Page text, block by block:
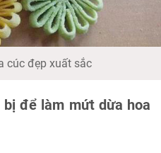
cúc đẹp xuất sắc
bị để làm mứt dừa hoa